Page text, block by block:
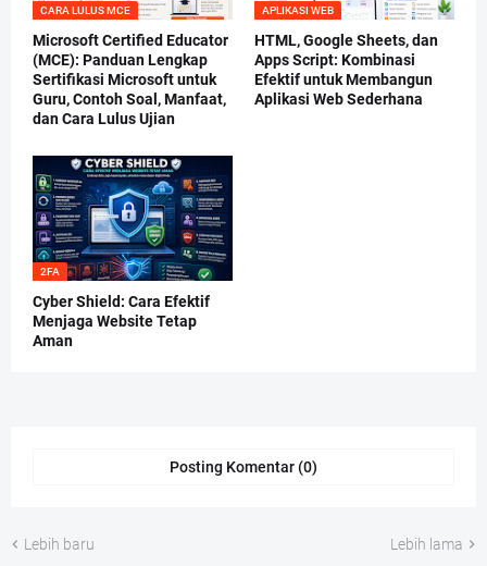
CARA LULUS MCE
Microsoft Certified Educator
(MCE): Panduan Lengkap
Sertifikasi Microsoft untuk
Guru, Contoh Soal, Manfaat,
dan Cara Lulus Ujian
APLIKASI WEB
HTML, Google Sheets, dan
Apps Script: Kombinasi
Efektif untuk Membangun
Aplikasi Web Sederhana
2FA
Cyber Shield: Cara Efektif
Menjaga Website Tetap
Aman
Posting Komentar (0)
Lebih baru Lebih lama